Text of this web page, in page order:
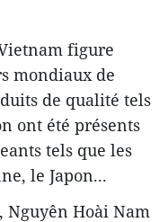
figure
mondiaux de
de qualité tels
ont été présents
tels que les
le Japon...
Nguyên Hoài Nam